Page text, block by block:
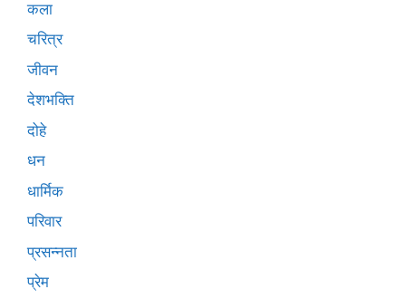
कला
चरित्र
जीवन
देशभक्ति
दोहे
धन
धार्मिक
परिवार
प्रसन्नता
प्रेम